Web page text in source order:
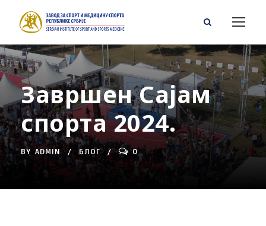
Завршен Сајам
спорта 2024.
BY ADMIN БЛОГ 0